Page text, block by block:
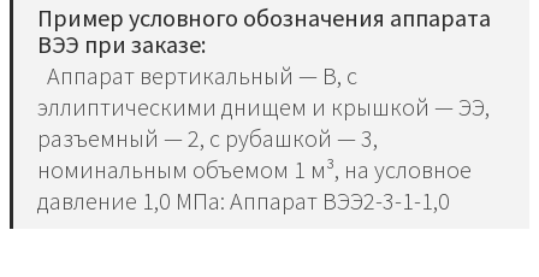
Пример условного обозначения аппарата
ВЭЭ при заказе:
Аппарат вертикальный — В, с
эллиптическими днищем и крышкой — ЭЭ,
разъемный — 2, с рубашкой — 3,
номинальным объемом 1 м³, на условное
давление 1,0 МПа: Аппарат ВЭЭ2-3-1-1,0